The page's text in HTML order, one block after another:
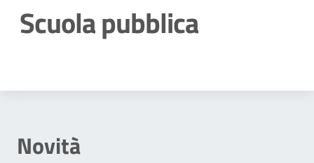
Scuola pubblica
Novità